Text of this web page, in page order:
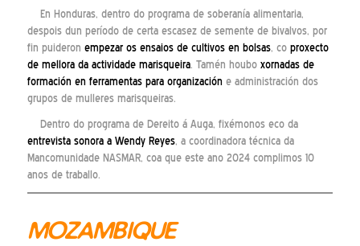
En Honduras, dentro do programa de soberanía alimentaria,
despois dun período de certa escasez de semente de bivalvos, por
fin puideron empezar os ensaios de cultivos en bolsas, co proxecto
de mellora da actividade marisqueira. Tamén houbo xornadas de
formación en ferramentas para organizacióne administración dos
grupos de mulleres marisqueiras.
Dentro do programa de Dereito á Auga, fixémonos eco da
entrevista sonora a Wendy Reyes, a coordinadora técnica da
Mancomunidade NASMAR, coa que este ano 2024 complimos 10
anos de traballo.
MOZAMBIQUE